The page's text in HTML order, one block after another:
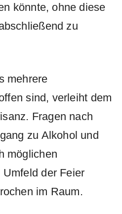
könnte, ohne diese
zu
mehrere
sind, verleiht dem
Fragen nach
zu Alkohol und
möglichen
der Feier
im Raum.